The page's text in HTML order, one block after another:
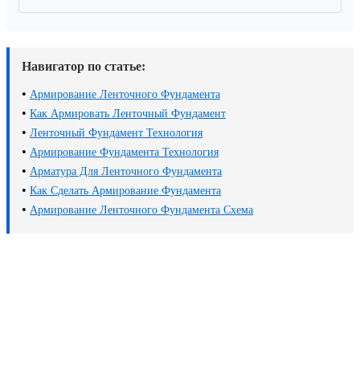
Навигатор по статье:
• Армирование Ленточного Фундамента
• Как Армировать Ленточный Фундамент
• Ленточный Фундамент Технология
• Армирование Фундамента Технология
• Арматура Для Ленточного Фундамента
• Как Сделать Армирование Фундамента
• Армирование Ленточного Фундамента Схема